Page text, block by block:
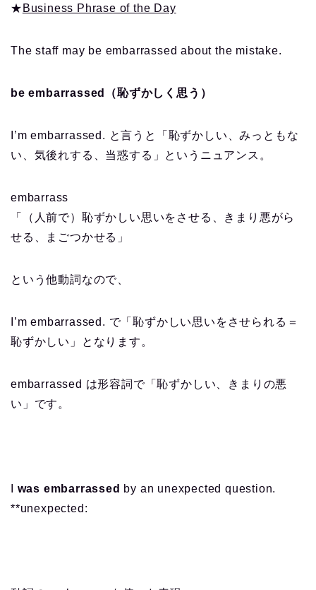
★ Business Phrase of the Day
The staff may be embarrassed about the mistake.
be embarrassed（恥ずかしく思う）
I’m embarrassed. と言うと「恥ずかしい、みっともな
い、気後れする、当惑する」というニュアンス。
embarrass
「（人前で）恥ずかしい思いをさせる、きまり悪がら
せる、まごつかせる」
という他動詞なので、
I’m embarrassed. で「恥ずかしい思いをさせられる＝
恥ずかしい」となります。
embarrassed は形容詞で「恥ずかしい、きまりの悪
い」です。
was embarrassed by an unexpected question.
**unexpected: